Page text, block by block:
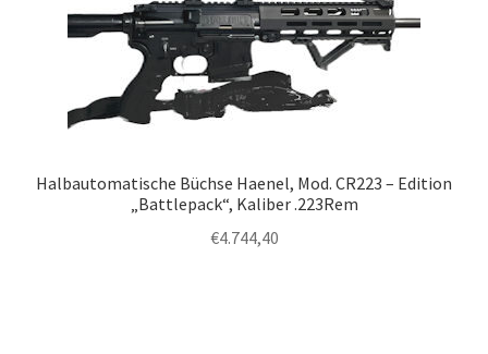
Halbautomatische Büchse Haenel, Mod. CR223 – Edition
„Battlepack“, Kaliber .223Rem
€4.744,40